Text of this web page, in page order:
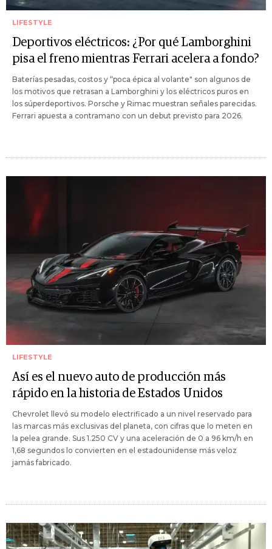
LIFESTYLE
Deportivos eléctricos: ¿Por qué Lamborghini
pisa el freno mientras Ferrari acelera a fondo?
Baterías pesadas, costos y “poca épica al volante" son algunos de
los motivos que retrasan a Lamborghini y los eléctricos puros en
los súperdeportivos. Porsche y Rimac muestran señales parecidas.
Ferrari apuesta a contramano con un debut previsto para 2026.
LIFESTYLE
Así es el nuevo auto de producción más
rápido en la historia de Estados Unidos
Chevrolet llevó su modelo electrificado a un nivel reservado para
las marcas más exclusivas del planeta, con cifras que lo meten en
la pelea grande. Sus 1.250 CV y una aceleración de 0 a 96 km/h en
1,68 segundos lo convierten en el estadounidense más veloz
jamás fabricado.